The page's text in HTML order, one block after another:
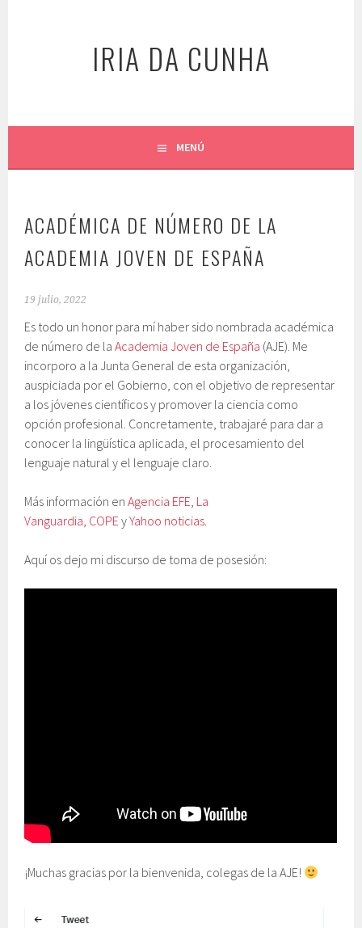
IRIA DA CUNHA
MENÚ
ACADÉMICA DE NÚMERO DE LA
ACADEMIA JOVEN DE ESPAÑA
19 julio, 2022
Es todo un honor para mí haber sido nombrada académica
de número de laAcademia Joven de España (AJE). Me
incorporo a la Junta General de esta organización,
auspiciada por el Gobierno, con el objetivo de representar
a los jóvenes científicos y promover la ciencia como
opción profesional. Concretamente, trabajaré para dar a
conocer la lingüística aplicada, el procesamiento del
lenguaje natural y el lenguaje claro.
Más información enAgencia EFE, La
Vanguardia, COPE yYahoo noticias.
Aquí os dejo mi discurso de toma de posesión:
¡Muchas gracias por la bienvenida, colegas de la AJE!